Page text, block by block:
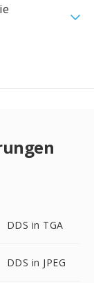
DDS in TGA
DDS in JPEG